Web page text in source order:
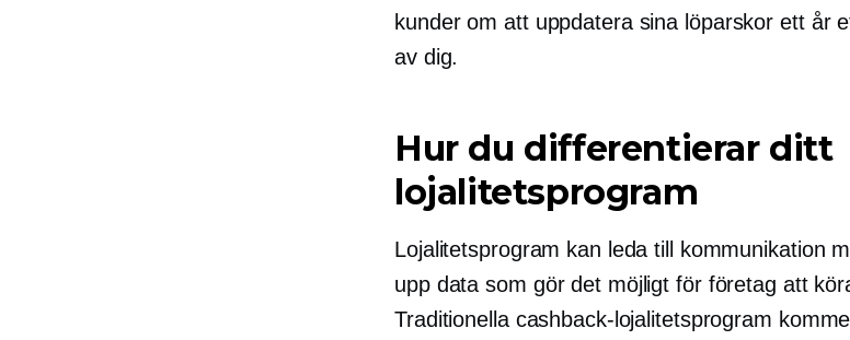
kunder om att uppdatera sina löparskor ett år
av dig.
Hur du differentierar ditt
lojalitetsprogram
Lojalitetsprogram kan leda till kommunikation
upp data som gör det möjligt för företag att
Traditionella cashback-lojalitetsprogram